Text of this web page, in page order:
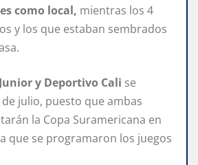
como local, mientras los 4
y los que estaban sembrados
Junior y Deportivo Cali se
julio, puesto que ambas
la Copa Suramericana en
que se programaron los juegos